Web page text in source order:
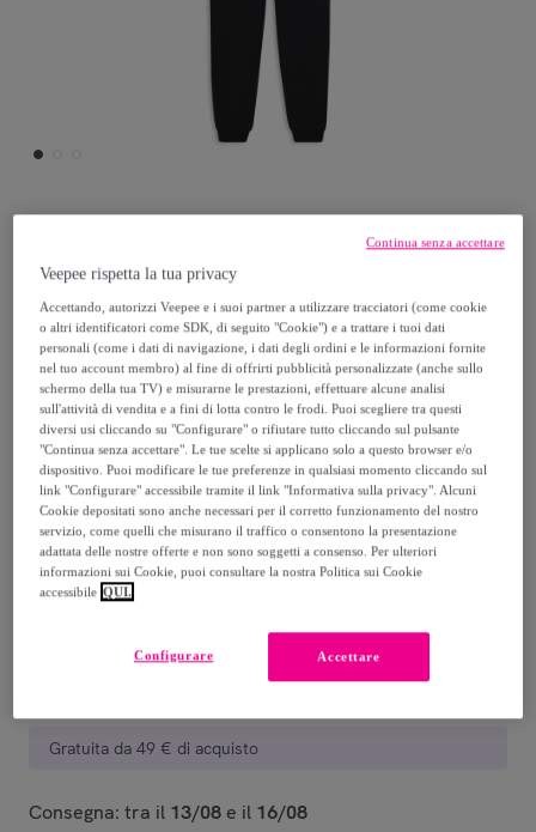
Tuta Junior full-zip con cappuccio e tasche
a marsupio
27,75 €
55,50 €
-50%
Venduto daFreddy
Consegna
Gratuita da 49 € di acquisto
Consegna: tra il 13/08 e il 16/08
Veepee rispetta la tua privacy
Accettando, autorizzi Veepee e i suoi partner a utilizzare tracciatori (come cookie
o altri identificatori come SDK, di seguito "Cookie") e a trattare i tuoi dati
personali (come i dati di navigazione, i dati degli ordini e le informazioni fornite
nel tuo account membro) al fine di offrirti pubblicità personalizzate (anche sullo
schermo della tua TV) e misurarne le prestazioni, effettuare alcune analisi
sull'attività di vendita e a fini di lotta contro le frodi. Puoi scegliere tra questi
diversi usi cliccando su "Configurare" o rifiutare tutto cliccando sul pulsante
"Continua senza accettare". Le tue scelte si applicano solo a questo browser e/o
dispositivo. Puoi modificare le tue preferenze in qualsiasi momento cliccando sul
link "Configurare" accessibile tramite il link "Informativa sulla privacy". Alcuni
Cookie depositati sono anche necessari per il corretto funzionamento del nostro
servizio, come quelli che misurano il traffico o consentono la presentazione
adattata delle nostre offerte e non sono soggetti a consenso. Per ulteriori
informazioni sui Cookie, puoi consultare la nostra Politica sui Cookie
accessibile QUI.
Accettare
Configurare
Continua senza accettare